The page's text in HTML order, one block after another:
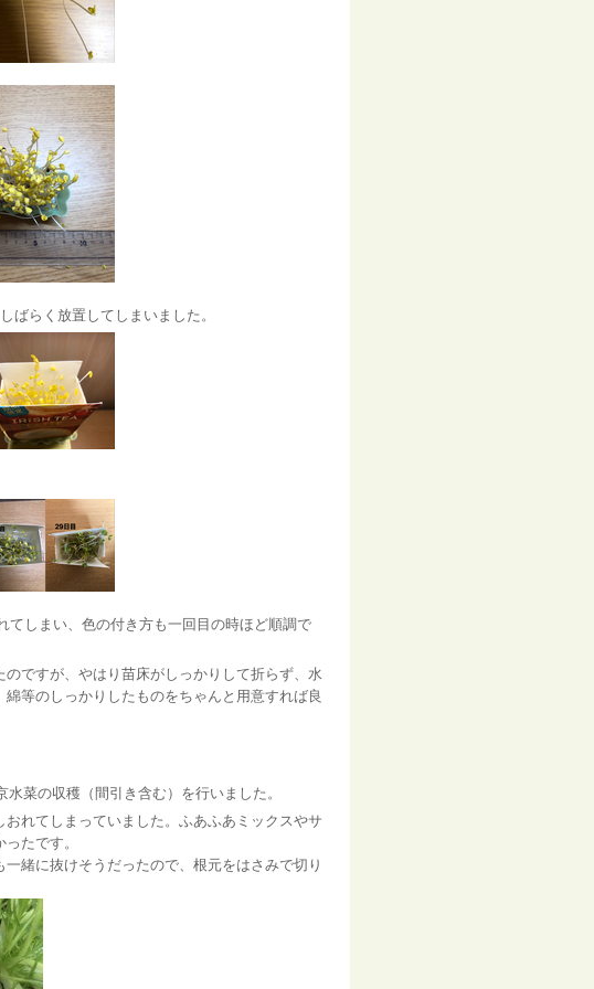
ばらく放置してしまいました。
てしまい、色の付き方も一回目の時ほど順調で
ですが、やはり苗床がしっかりして折らず、水
等のしっかりしたものをちゃんと用意すれば良
菜の収穫（間引き含む）を行いました。
れてしまっていました。ふあふあミックスやサ
たです。
緒に抜けそうだったので、根元をはさみで切り